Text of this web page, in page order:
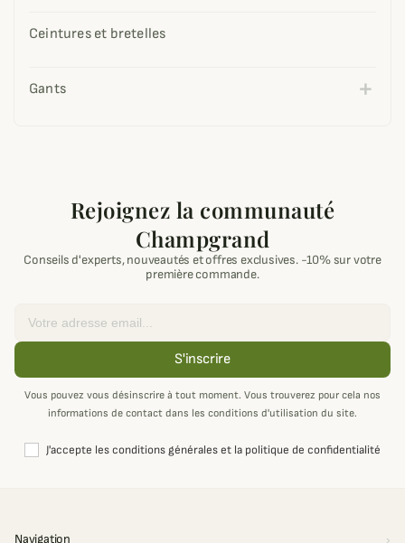
Ceintures et bretelles
Gants
Rejoignez la communauté
Champgrand
Conseils d'experts, nouveautés et offres exclusives. -10% sur votre
première commande.
S'inscrire
Vous pouvez vous désinscrire à tout moment. Vous trouverez pour cela nos
informations de contact dans les conditions d'utilisation du site.
J'accepte les conditions générales et la politique de confidentialité
Navigation